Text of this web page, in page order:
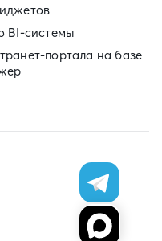
BI‑системы
на базе